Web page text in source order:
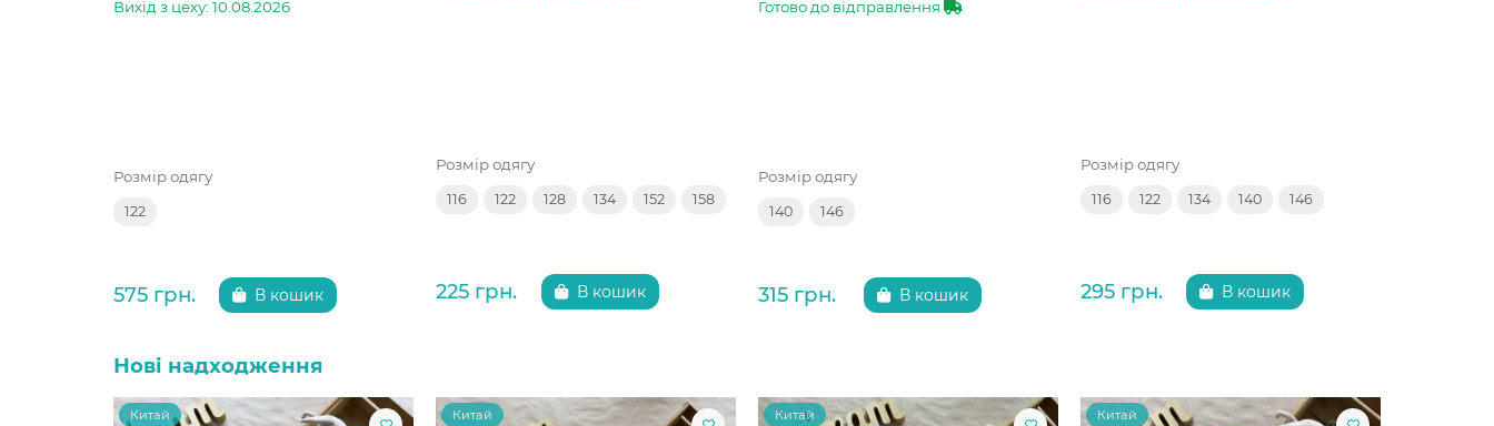
Вихід з цеху: 10.08.2026
Розмір одягу
122
575 грн. В кошик
Розмір одягу
116 122 128 134 152 158
225 грн. В кошик
Готово до відправлення
Розмір одягу
140 146
315 грн. В кошик
Розмір одягу
116 122 134 140 146
295 грн. В кошик
Нові надходження
Китай Китай Китай Китай